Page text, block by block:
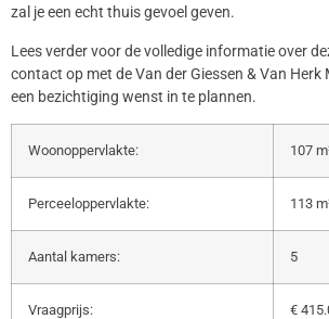
zal je een echt thuis gevoel geven.
Lees verder voor de volledige informatie over
contact op met de Van der Giessen & Van Herk
een bezichtiging wenst in te plannen.
Woonoppervlakte: 107
Perceeloppervlakte: 113
Aantal kamers: 5
Vraagprijs: €